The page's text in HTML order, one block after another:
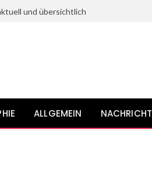
und übersichtlich
ALLGEMEIN NACHRICHT